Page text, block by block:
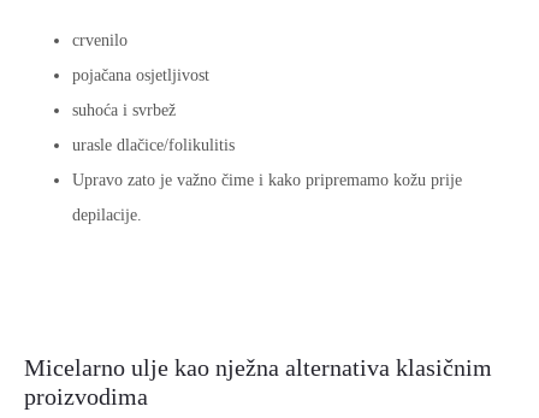
crvenilo
pojačana osjetljivost
suhoća i svrbež
urasle dlačice/folikulitis
Upravo zato je važno čime i kako pripremamo kožu prije
depilacije.
Micelarno ulje kao nježna alternativa klasičnim
proizvodima